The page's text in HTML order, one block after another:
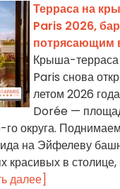
Терраса на
Paris 2026,
потрясающим
Крыша-
Paris снова
летом 2026
Dorée —
го округа.
на Эйфелеву
красивых в
далее]